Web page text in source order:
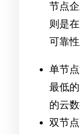
节点
则是
可靠
单节
最低
的云
双节